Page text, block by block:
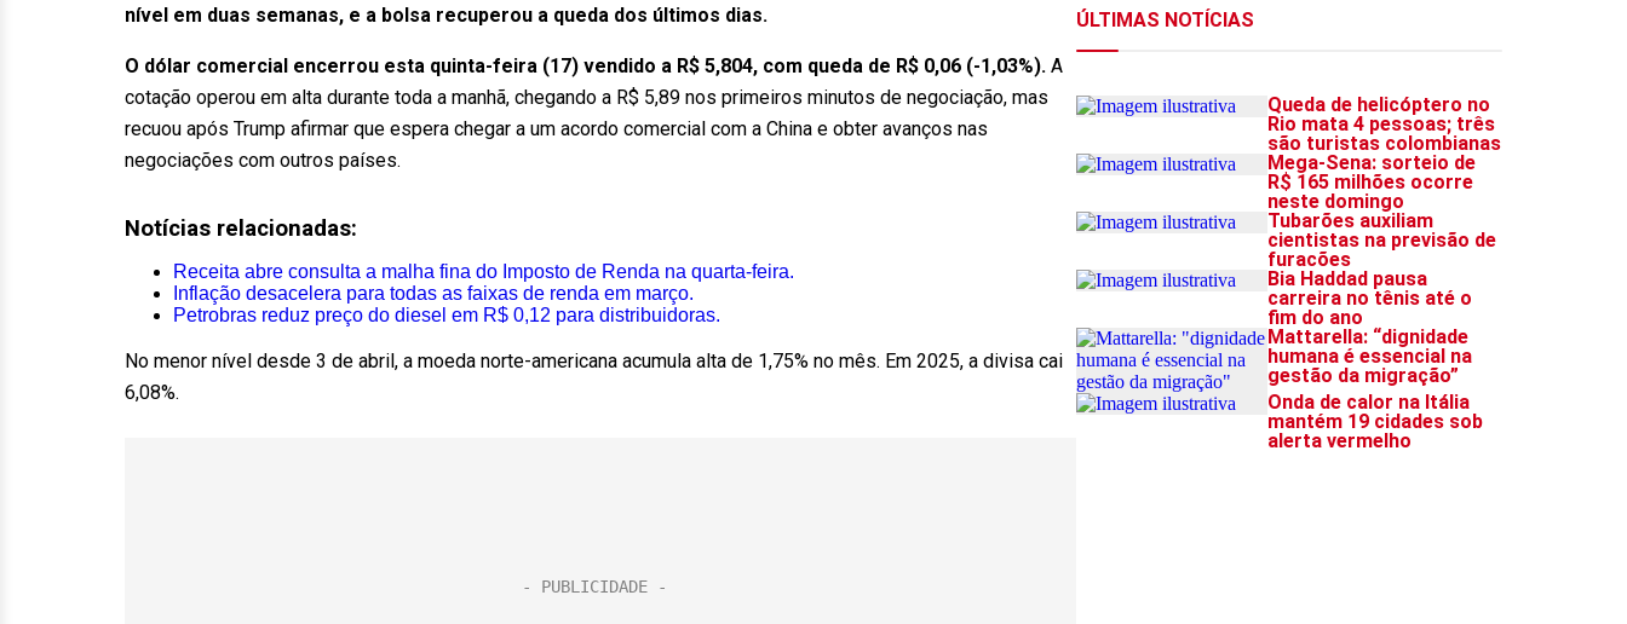
nível em duas semanas, e a bolsa recuperou a queda dos últimos dias.
O dólar comercial encerrou esta quinta-feira (17) vendido a R$ 5,804, com queda de R$ 0,06 (-1,03%). A
cotação operou em alta durante toda a manhã, chegando a R$ 5,89 nos primeiros minutos de negociação, mas
recuou após Trump afirmar que espera chegar a um acordo comercial com a China e obter avanços nas
negociações com outros países.
Notícias relacionadas:
Receita abre consulta a malha fina do Imposto de Renda na quarta-feira.
Inflação desacelera para todas as faixas de renda em março.
Petrobras reduz preço do diesel em R$ 0,12 para distribuidoras.
No menor nível desde 3 de abril, a moeda norte-americana acumula alta de 1,75% no mês. Em 2025, a divisa cai
6,08%.